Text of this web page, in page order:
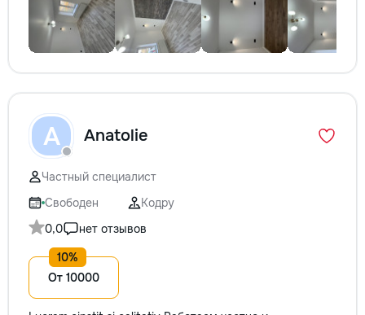
A Anatolie
Частный специалист
Свободен
Кодру
0,0
нет отзывов
От 10000